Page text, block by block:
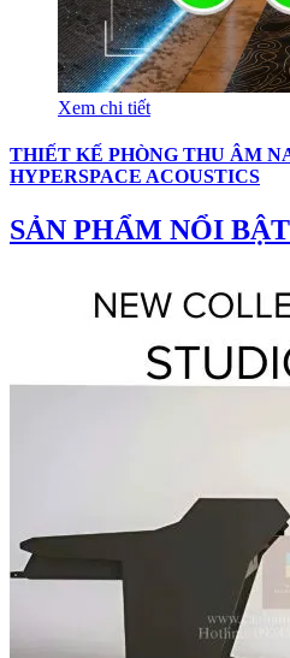
Xem chi tiết
THIẾT KẾ PHÒNG THU ÂM
HYPERSPACE ACOUSTICS
SẢN PHẨM NỔI BẬT